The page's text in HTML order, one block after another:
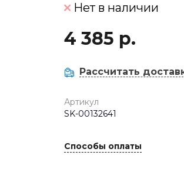
Нет в наличии
4 385 р.
Рассчитать
Артикул
SK-00132641
Способы оплаты